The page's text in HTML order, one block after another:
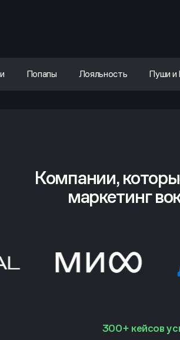
Попапы Лояльность Пуши и
Компании,
маркетинг
300+ кейсов